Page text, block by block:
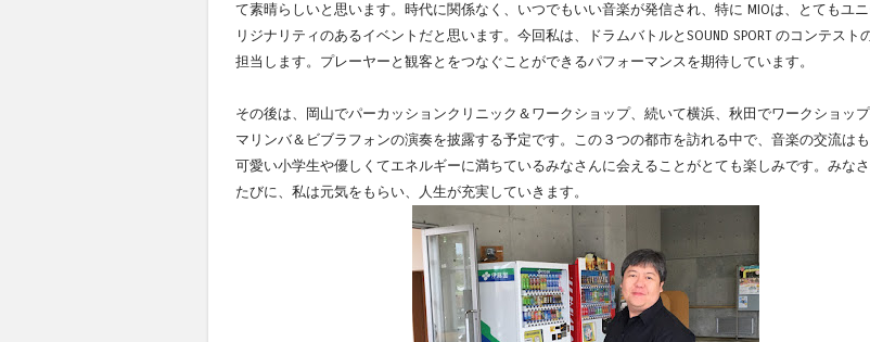
て素晴らしいと思います。時代に関係なく、いつでもいい音楽が発信され、特に MIOは、とてもユ
リジナリティのあるイベントだと思います。今回私は、ドラムバトルとSOUND SPORT のコンテスト
担当します。プレーヤーと観客とをつなぐことができるパフォーマンスを期待しています。
その後は、岡山でパーカッションクリニック＆ワークショップ、続いて横浜、秋田でワークショッ
マリンバ＆ビブラフォンの演奏を披露する予定です。この３つの都市を訪れる中で、音楽の交流はも
可愛い小学生や優しくてエネルギーに満ちているみなさんに会えることがとても楽しみです。みな
たびに、私は元気をもらい、人生が充実していきます。